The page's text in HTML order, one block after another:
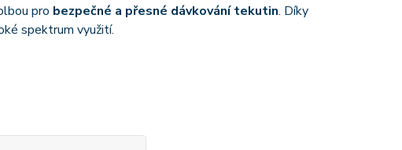
pro bezpečné a přesné dávkování tekutin. Díky
spektrum využití.